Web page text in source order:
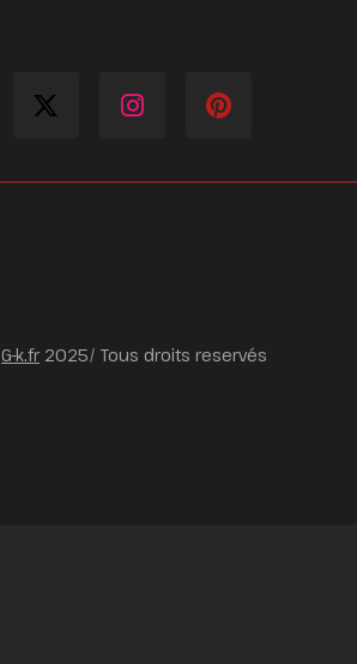
G-k.fr2025/ Tous droits reservés